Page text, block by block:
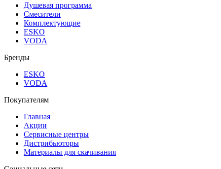
Душевая программа
Смесители
Комплектующие
ESKO
VODA
Бренды
ESKO
VODA
Покупателям
Главная
Акции
Сервисные центры
Дистрибьюторы
Материалы для скачивания